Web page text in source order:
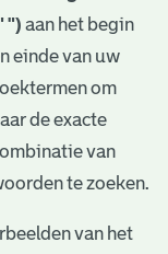
") aan het begin
einde van uw
om
de exacte
van
te zoeken.
van het